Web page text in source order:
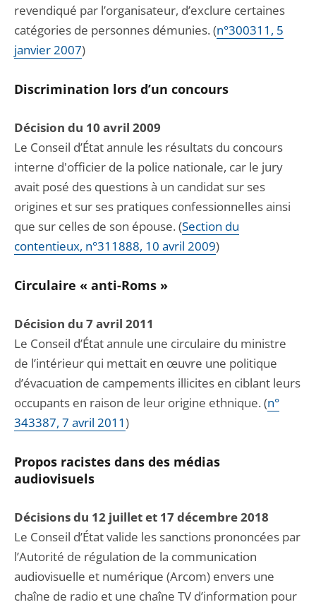
revendiqué par l’organisateur, d’exclure certaines
catégories de personnes démunies. (n°300311, 5
janvier 2007)
Discrimination lors d’un concours
Décision du 10 avril 2009
Le Conseil d’État annule les résultats du concours
interne d'officier de la police nationale, car le jury
avait posé des questions à un candidat sur ses
origines et sur ses pratiques confessionnelles ainsi
que sur celles de son épouse. (Section du
contentieux, n°311888, 10 avril 2009)
Circulaire « anti-Roms »
Décision du 7 avril 2011
Le Conseil d’État annule une circulaire du ministre
de l’intérieur qui mettait en œuvre une politique
d’évacuation de campements illicites en ciblant leurs
occupants en raison de leur origine ethnique. (n°
343387, 7 avril 2011)
Propos racistes dans des médias
audiovisuels
Décisions du 12 juillet et 17 décembre 2018
Le Conseil d’État valide les sanctions prononcées par
l’Autorité de régulation de la communication
audiovisuelle et numérique (Arcom) envers une
chaîne de radio et une chaîne TV d’information pour